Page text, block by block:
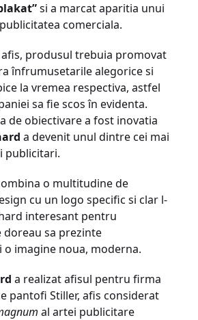
si a marcat aparitia unui
comerciala.
produsul trebuia promovat
înfrumusetarile alegorice si
la vremea respectiva, astfel
sa fie scos în evidenta.
de obiectivare a fost inovatia
a devenit unul dintre cei mai
publicitari.
o multitudine de
cu un logo specific si clar l-
interesant pentru
doreau sa prezinte
imagine noua, moderna.
a realizat afisul pentru firma
pantofi Stiller, afis considerat
al artei publicitare